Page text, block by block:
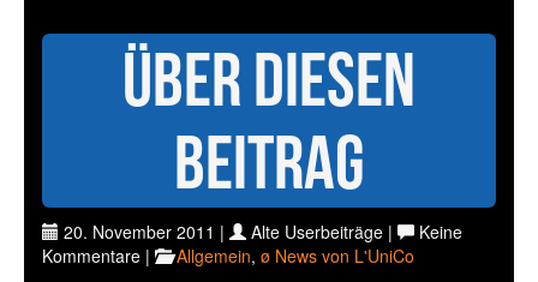
Über diesen
Beitrag
20. November 2011 | Alte Userbeiträge |
Keine
Kommentare |
Allgemein, ø News von L'UniCo